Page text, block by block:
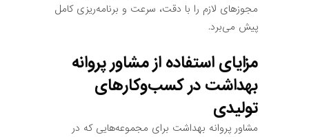
مجوزهای لازم را با دقت، سرعت و برنامه‌ریزی کامل
پیش می‌برد.
مزایای استفاده از مشاور پروانه
بهداشت در کسب‌وکارهای
تولیدی
مشاور پروانه بهداشت برای مجموعه‌هایی که در